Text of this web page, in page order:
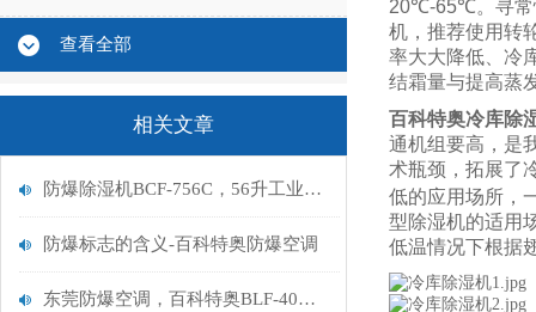
查看全部
相关文章
防爆除湿机BCF-756C，56升工业防爆除湿机，适用面积 65-95㎡
防爆标志的含义-百科特奥防爆空调
东莞防爆空调，百科特奥BLF-40，东莞防爆空调/卧式（16匹）
20℃-65℃。寻
机，推荐使用转
率大大降低、冷
结霜量与提高蒸
百科特奥冷库除
通机组要高，是
术瓶颈，拓展了
低的应用场所，
型除湿机的适用
低温情况下根据